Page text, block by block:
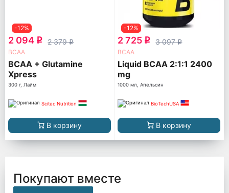
-12%
2 094 q 2 379q
ВСАА
BCAA + Glutamine
Xpress
300 г, Лайм
Scitec Nutrition
В корзину
-12%
2 725 q 3 097q
ВСАА
Liquid BCAA 2:1:1 2400
mg
1000 мл, Апельсин
BioTechUSA
В корзину
Покупают вместе